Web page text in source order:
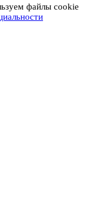
файлы cookie